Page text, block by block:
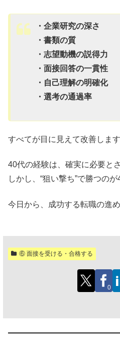
・企業研究の深さ
・書類の質
・志望動機の説得力
・面接回答の一貫性
・自己理解の明確化
・選考の通過率
すべてが目に見えて改善します
40代の経験は、確実に必要と
しかし、“狙い撃ち”で勝つの
今日から、成功する転職の進
⑥ 面接を受ける・合格する
0